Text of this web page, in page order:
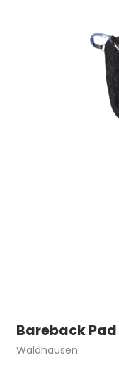
Bareback Pad
Waldhausen